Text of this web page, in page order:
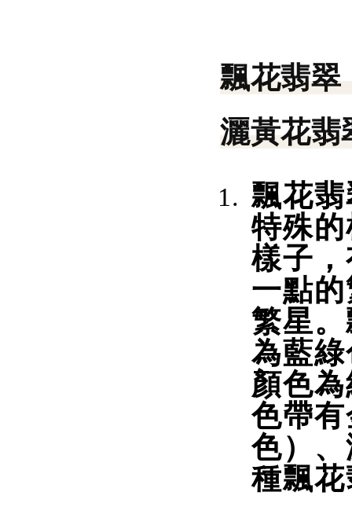
飄花翡翠
灑黃花翡
飄花
特殊
樣子
一點
繁星
為藍
顏色
色帶
色）
種飄